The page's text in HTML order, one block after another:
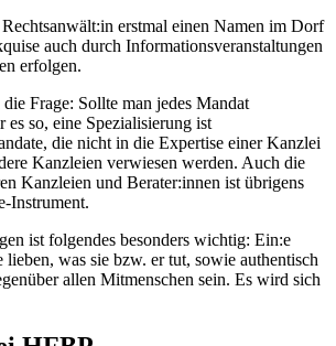
erstmal einen Namen im Dorf
auch durch Informationsveranstaltungen
erfolgen.
Frage: Sollte man jedes Mandat
es so, eine Spezialisierung ist
die nicht in die Expertise einer Kanzlei
Kanzleien verwiesen werden. Auch die
Kanzleien und Berater:innen ist übrigens
Instrument.
ist folgendes besonders wichtig: Ein:e
lieben, was sie bzw. er tut, sowie authentisch
allen Mitmenschen sein. Es wird sich